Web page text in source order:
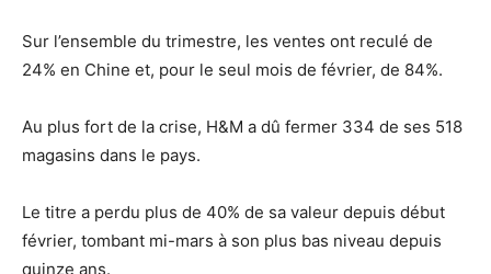
Sur l’ensemble du trimestre, les ventes ont reculé de
24% en Chine et, pour le seul mois de février, de 84%.
Au plus fort de la crise, H&M a dû fermer 334 de ses 518
magasins dans le pays.
Le titre a perdu plus de 40% de sa valeur depuis début
février, tombant mi-mars à son plus bas niveau depuis
quinze ans.